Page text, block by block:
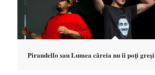
Pirandello sau Lumea căreia nu îi poţi greşi